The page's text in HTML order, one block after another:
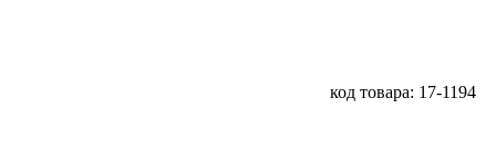
код товара: 17-1194